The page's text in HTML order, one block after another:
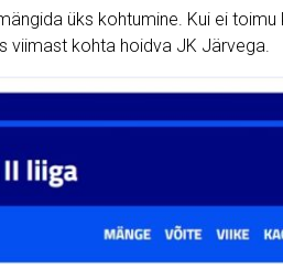
üks kohtumine. Kui ei toimu
viimast kohta hoidva JK Järvega.